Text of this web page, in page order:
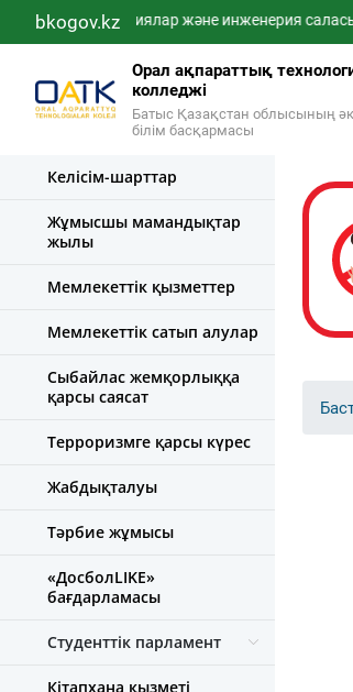
bkogov.kz
IT-технологиялар және инженерия саласында
Орал ақпараттық
колледжі
Батыс Қазақстан облысының
білім басқармасы
Келісім-шарттар
Жұмысшы мамандықтар
жылы
Мемлекеттік қызметтер
Мемлекеттік сатып алулар
Сыбайлас жемқорлыққа
қарсы саясат
Терроризмге қарсы күрес
Жабдықталуы
Тәрбие жұмысы
«ДосболLIKE»
бағдарламасы
Студенттік парламент
Кітапхана қызметі